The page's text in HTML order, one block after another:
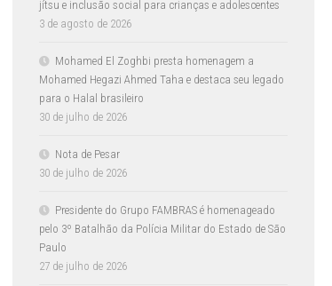
jítsu e inclusão social para crianças e adolescentes
3 de agosto de 2026
Mohamed El Zoghbi presta homenagem a
Mohamed Hegazi Ahmed Taha e destaca seu legado
para o Halal brasileiro
30 de julho de 2026
Nota de Pesar
30 de julho de 2026
Presidente do Grupo FAMBRAS é homenageado
pelo 3º Batalhão da Polícia Militar do Estado de São
Paulo
27 de julho de 2026